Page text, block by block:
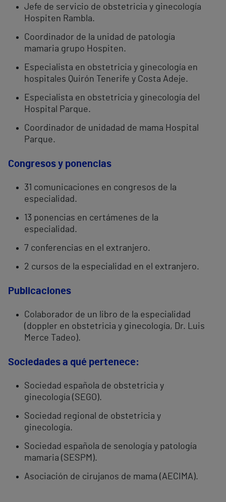
Jefe de servicio de obstetricia y ginecología
Hospiten Rambla.
Coordinador de la unidad de patología
mamaria grupo Hospiten.
Especialista en obstetricia y ginecología en
hospitales Quirón Tenerife y Costa Adeje.
Especialista en obstetricia y ginecología del
Hospital Parque.
Coordinador de unidadad de mama Hospital
Parque.
Congresos y ponencias
31 comunicaciones en congresos de la
especialidad.
13 ponencias en certámenes de la
especialidad.
7 conferencias en el extranjero.
2 cursos de la especialidad en el extranjero.
Publicaciones
Colaborador de un libro de la especialidad
(doppler en obstetricia y ginecología, Dr. Luis
Merce Tadeo).
Sociedades a qué pertenece:
Sociedad española de obstetricia y
ginecología (SEGO).
Sociedad regional de obstetricia y
ginecología.
Sociedad española de senología y patología
mamaria (SESPM).
Asociación de cirujanos de mama (AECIMA).